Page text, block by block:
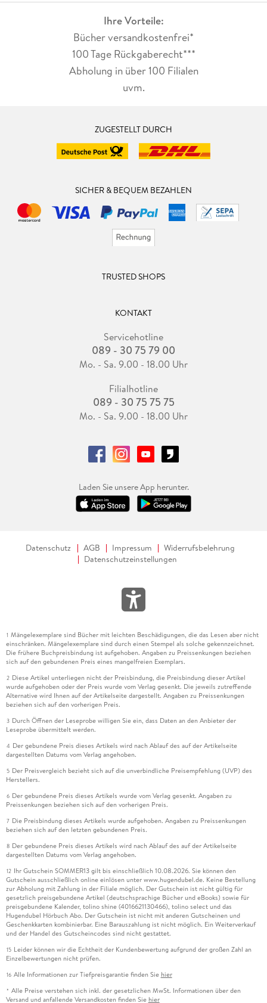
Ihre Vorteile:
Bücher versandkostenfrei*
100 Tage Rückgaberecht***
Abholung in über 100 Filialen
uvm.
ZUGESTELLT DURCH
SICHER & BEQUEM BEZAHLEN
TRUSTED SHOPS
KONTAKT
Servicehotline
089 - 30 75 79 00
Mo. - Sa. 9.00 - 18.00 Uhr
Filialhotline
089 - 30 75 75 75
Mo. - Sa. 9.00 - 18.00 Uhr
Laden Sie unsere App herunter.
Datenschutz AGB Impressum
Widerrufsbelehrung
Datenschutzeinstellungen
1 Mängelexemplare sind Bücher mit leichten Beschädigungen, die das Lesen aber nicht
einschränken. Mängelexemplare sind durch einen Stempel als solche gekennzeichnet.
Die frühere Buchpreisbindung ist aufgehoben. Angaben zu Preissenkungen beziehen
sich auf den gebundenen Preis eines mangelfreien Exemplars.
2 Diese Artikel unterliegen nicht der Preisbindung, die Preisbindung dieser Artikel
wurde aufgehoben oder der Preis wurde vom Verlag gesenkt. Die jeweils zutreffende
Alternative wird Ihnen auf der Artikelseite dargestellt. Angaben zu Preissenkungen
beziehen sich auf den vorherigen Preis.
3 Durch Öffnen der Leseprobe willigen Sie ein, dass Daten an den Anbieter der
Leseprobe übermittelt werden.
4 Der gebundene Preis dieses Artikels wird nach Ablauf des auf der Artikelseite
dargestellten Datums vom Verlag angehoben.
5 Der Preisvergleich bezieht sich auf die unverbindliche Preisempfehlung (UVP) des
Herstellers.
6 Der gebundene Preis dieses Artikels wurde vom Verlag gesenkt. Angaben zu
Preissenkungen beziehen sich auf den vorherigen Preis.
7 Die Preisbindung dieses Artikels wurde aufgehoben. Angaben zu Preissenkungen
beziehen sich auf den letzten gebundenen Preis.
8 Der gebundene Preis dieses Artikels wird nach Ablauf des auf der Artikelseite
dargestellten Datums vom Verlag angehoben.
12 Ihr Gutschein SOMMER13 gilt bis einschließlich 10.08.2026. Sie können den
Gutschein ausschließlich online einlösen unter www.hugendubel.de. Keine Bestellung
zur Abholung mit Zahlung in der Filiale möglich. Der Gutschein ist nicht gültig für
gesetzlich preisgebundene Artikel (deutschsprachige Bücher und eBooks) sowie für
preisgebundene Kalender, tolino shine (4016621130466), tolino select und das
Hugendubel Hörbuch Abo. Der Gutschein ist nicht mit anderen Gutscheinen und
Geschenkkarten kombinierbar. Eine Barauszahlung ist nicht möglich. Ein Weiterverkauf
und der Handel des Gutscheincodes sind nicht gestattet.
15 Leider können wir die Echtheit der Kundenbewertung aufgrund der großen Zahl an
Einzelbewertungen nicht prüfen.
16 Alle Informationen zur Tiefpreisgarantie finden Sie hier
* Alle Preise verstehen sich inkl. der gesetzlichen MwSt. Informationen über den
Versand und anfallende Versandkosten finden Sie hier